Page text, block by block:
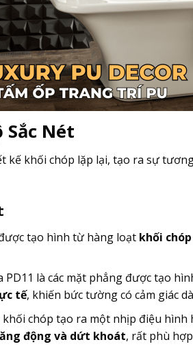
Sắc Nét
kế khối chóp lặp lại, tạo ra sự
tạo hình từ hàng loạt khối chóp
PD11 là các mặt phẳng được tạo
tế, khiến bức tường có cảm giác
khối chóp tạo ra một nhịp điệu
động và dứt khoát, rất phù